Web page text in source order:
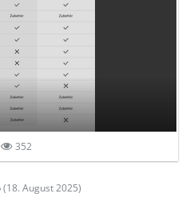
352
(18. August 2025)